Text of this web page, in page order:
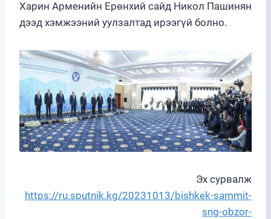
Харин Арменийн Ерөнхий сайд Никол Пашинян
дээд хэмжээний уулзалтад ирээгүй болно.
Эх сурвалж
https://ru.sputnik.kg/20231013/bishkek-sammit-
sng-obzor-